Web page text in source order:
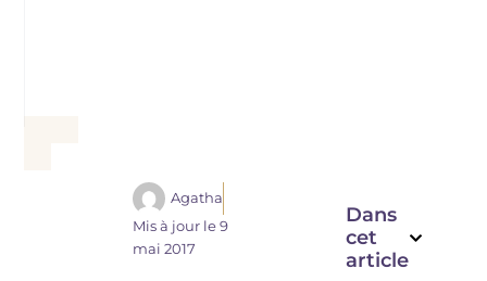
Agatha
Mis à jour le9
mai 2017
Dans
cet
article